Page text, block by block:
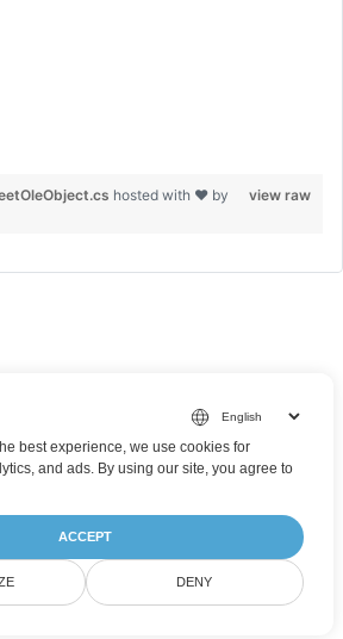
view raw
hosted with ❤ by
OLE en una hoja de cálculo
Excel
best experience, we use cookies for
and ads. By using our site, you agree to
ACCEPT
DENY